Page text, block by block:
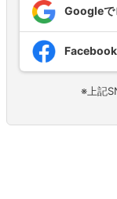
Googleで
※上記